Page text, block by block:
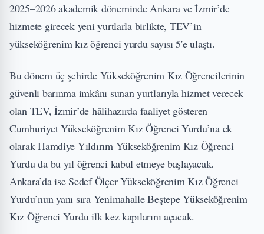
2025–2026 akademik döneminde Ankara ve İzmir’de
hizmete girecek yeni yurtlarla birlikte, TEV’in
yükseköğrenim kız öğrenci yurdu sayısı 5'e ulaştı.
Bu dönem üç şehirde Yükseköğrenim Kız Öğrencilerinin
güvenli barınma imkânı sunan yurtlarıyla hizmet verecek
olan TEV, İzmir’de hâlihazırda faaliyet gösteren
Cumhuriyet Yükseköğrenim Kız Öğrenci Yurdu’na ek
olarak Hamdiye Yıldırım Yükseköğrenim Kız Öğrenci
Yurdu da bu yıl öğrenci kabul etmeye başlayacak.
Ankara’da ise Sedef Ölçer Yükseköğrenim Kız Öğrenci
Yurdu’nun yanı sıra Yenimahalle Beştepe Yükseköğrenim
Kız Öğrenci Yurdu ilk kez kapılarını açacak.